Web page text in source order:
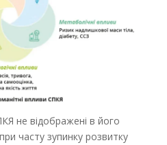
не відображені в його
часту зупинку розвитку